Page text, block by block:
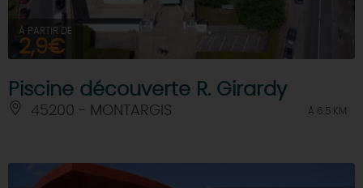
À PARTIR DE
2,9€
Piscine découverte R. Girardy
45200 - MONTARGIS À 6.5 KM